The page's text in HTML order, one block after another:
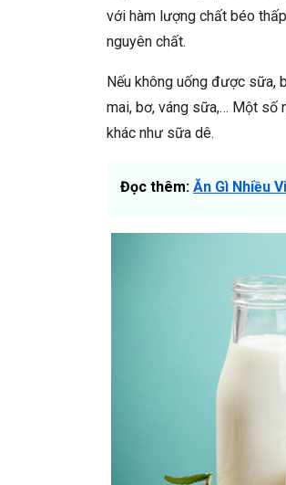
với hàm lượng chất béo
nguyên chất.
Nếu không uống được sữa,
mai, bơ, váng sữa,… Một số
khác như sữa dê.
Đọc thêm: Ăn Gì Nhiều